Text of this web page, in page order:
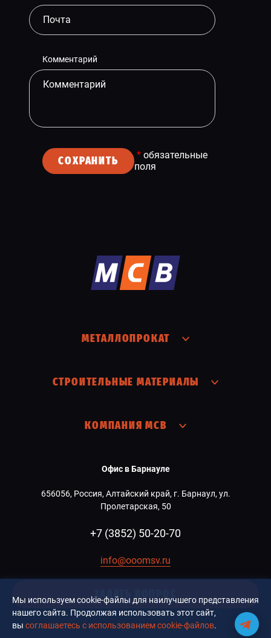
Комментарий
СОХРАНИТЬ * обязательные
поля
МЕТАЛЛОПРОКАТ
СТРОИТЕЛЬНЫЕ МАТЕРИАЛЫ
КОМПАНИЯ МСВ
Офис в Барнауле
656056, Россия, Алтайский край, г. Барнаул, ул.
Пролетарская, 50
+7 (3852) 50-20-70
info@ooomsv.ru
ЗАДАТЬ ВОПРОС
Мы используем cookie-файлы для наилучшего представления
нашего сайта. Продолжая использовать этот сайт,
вы соглашаетесь с использованием cookie-файлов.